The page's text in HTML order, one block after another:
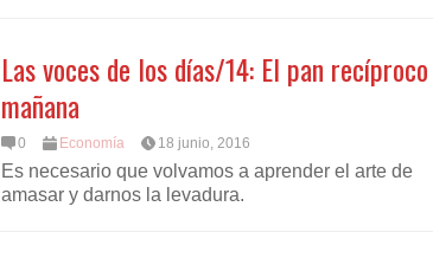
Las voces de los días/14: El pan
mañana
0 Economía 18 junio, 2016
Es necesario que volvamos a aprender el arte de
amasar y darnos la levadura.